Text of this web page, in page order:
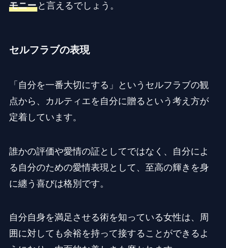
モニーと言えるでしょう。
セルフラブの表現
「自分を一番大切にする」というセルフラブの観
点から、カルティエを自分に贈るという考え方が
定着しています。
誰かの評価や愛情の証としてではなく、自分によ
る自分のための愛情表現として、至高の輝きを身
に纏う喜びは格別です。
自分自身を満足させる術を知っている女性は、周
囲に対しても余裕を持って接することができるよ